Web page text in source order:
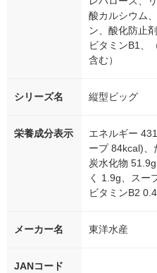
酸カルシウム
ン、酸化防止
ビタミンB1、
含む）
シリーズ名 縦型ビッグ
栄養成分表示
エネルギー
ープ 84kcal)、
炭水化物
く 1.9g、スー
ビタミンB2
メーカー名 東洋水産
JANコード